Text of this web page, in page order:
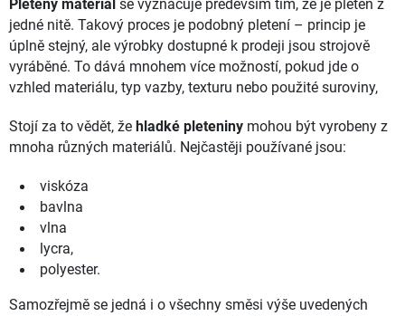
Pletený materiál se vyznačuje především tím, že je pleten z
jedné nitě. Takový proces je podobný pletení – princip je
úplně stejný, ale výrobky dostupné k prodeji jsou strojově
vyráběné. To dává mnohem více možností, pokud jde o
vzhled materiálu, typ vazby, texturu nebo použité suroviny,
Stojí za to vědět, že hladké pleteniny mohou být vyrobeny z
mnoha různých materiálů. Nejčastěji používané jsou:
viskóza
bavlna
vlna
lycra,
polyester.
Samozřejmě se jedná i o všechny směsi výše uvedených